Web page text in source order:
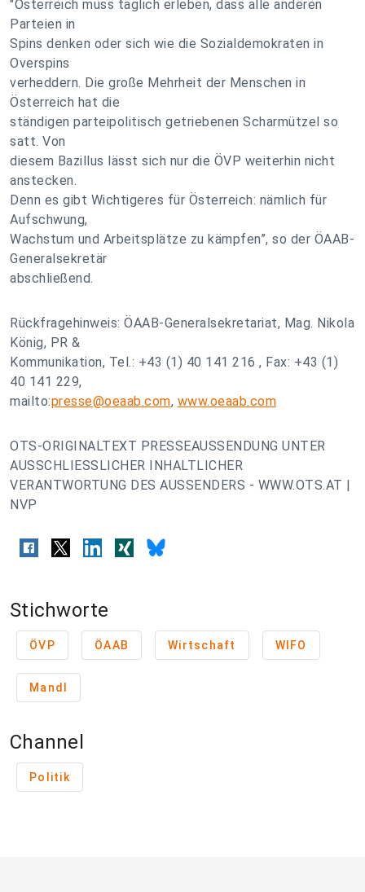
"Österreich muss täglich erleben, dass alle anderen
Parteien in
Spins denken oder sich wie die Sozialdemokraten in
Overspins
verheddern. Die große Mehrheit der Menschen in
Österreich hat die
ständigen parteipolitisch getriebenen Scharmützel so
satt. Von
diesem Bazillus lässt sich nur die ÖVP weiterhin nicht
anstecken.
Denn es gibt Wichtigeres für Österreich: nämlich für
Aufschwung,
Wachstum und Arbeitsplätze zu kämpfen”, so der ÖAAB-
Generalsekretär
abschließend.
Rückfragehinweis: ÖAAB-Generalsekretariat, Mag. Nikola
König, PR &
Kommunikation, Tel.: +43 (1) 40 141 216 , Fax: +43 (1)
40 141 229,
mailto:presse@oeaab.com, www.oeaab.com
OTS-ORIGINALTEXT PRESSEAUSSENDUNG UNTER
AUSSCHLIESSLICHER INHALTLICHER
VERANTWORTUNG DES AUSSENDERS - WWW.OTS.AT |
NVP
Stichworte
ÖVP ÖAAB Wirtschaft WIFO
Mandl
Channel
Politik